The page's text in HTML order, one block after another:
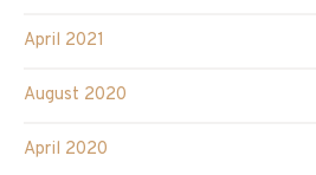
April 2021
August 2020
April 2020